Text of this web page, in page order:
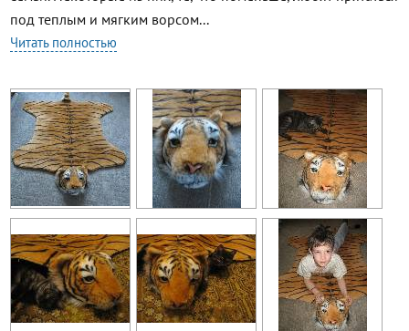
под теплым и мягким ворсом...
Читать полностью